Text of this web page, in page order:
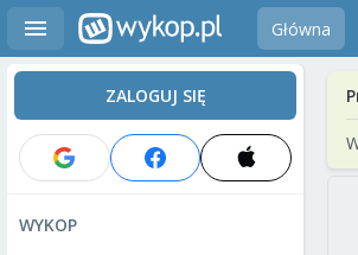
Główna
ZALOGUJ SIĘ
WYKOP